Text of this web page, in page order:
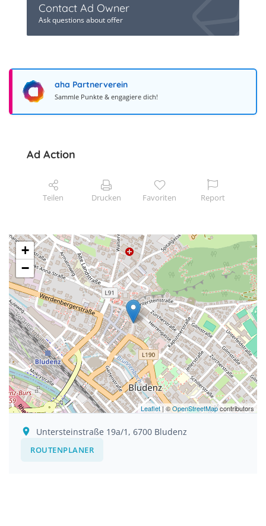
Contact Ad Owner
Ask questions about offer
aha Partnerverein
Sammle Punkte & engagiere dich!
Ad Action
Teilen Drucken Favoriten Report
+
−
Leaflet| ©OpenStreetMapcontributors
Untersteinstraße 19a/1, 6700 Bludenz
ROUTENPLANER